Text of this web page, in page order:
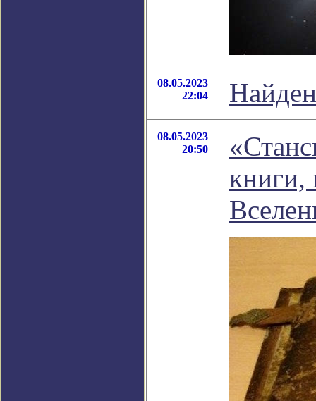
08.05.2023
22:04
08.05.2023
20:50
книги,